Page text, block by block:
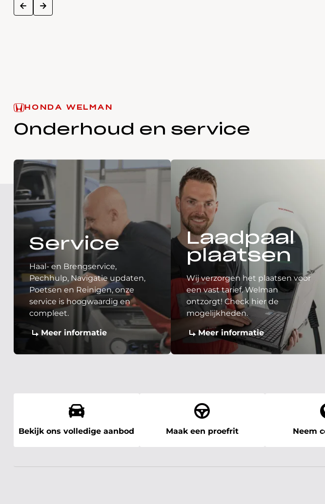
prev next
HONDA WELMAN
Onderhoud en service
Service
Haal- en Brengservice,
Pechhulp, Navigatie updaten,
Poetsen en Reinigen, onze
service is hoogwaardig en
compleet.
Meer informatie
Laadpaal
plaatsen
Wij verzorgen het plaatsen voor
een vast tarief. Welman
ontzorgt! Check hier de
mogelijkheden.
Meer informatie
Bekijk ons volledige aanbod Maak een proefrit Neem